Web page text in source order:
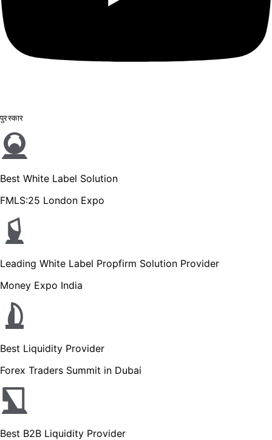
पुरस्कार
Best White Label Solution
FMLS:25 London Expo
Leading White Label Propfirm Solution Provider
Money Expo India
Best Liquidity Provider
Forex Traders Summit in Dubai
Best B2B Liquidity Provider